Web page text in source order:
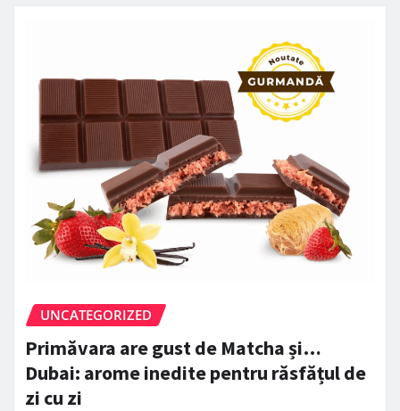
UNCATEGORIZED
Primăvara are gust de Matcha și…
Dubai: arome inedite pentru răsfățul de
zi cu zi